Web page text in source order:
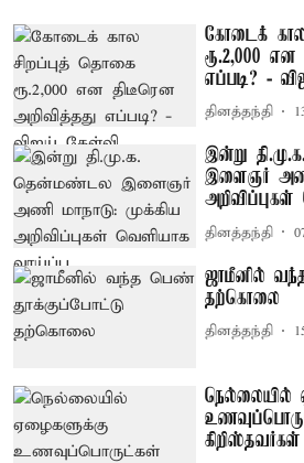
கோடைக்
ரூ.2,000 என
எப்படி? -
தினத்தந்தி
இன்று
இளைஞர் அணி
தினத்தந்தி
ஜாமீனில்
தற்கொலை
தினத்தந்தி
நெல்லையில்
கிறிஸ்தவர்கள்